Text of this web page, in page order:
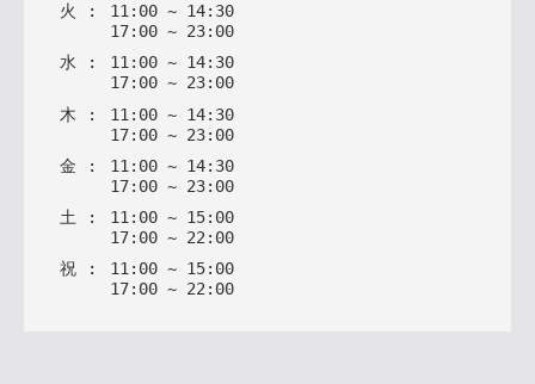
火
: 11: 00 ~ 14: 30
17: 00 ~ 23: 00
水 : 11: 00 ~ 14: 30
17: 00 ~ 23: 00
木 : 11 : 00 ~ 14: 30
17: 00 ~ 23: 00
金 : 11 : 00 ~ 14: 30
17: 00 ~ 23: 00
土 : 11 : 00 ~ 15: 00
17: 00 ~ 22 : 00
祝 : 11 : 00 ~ 15: 00
17: 00 ~ 22 : 00